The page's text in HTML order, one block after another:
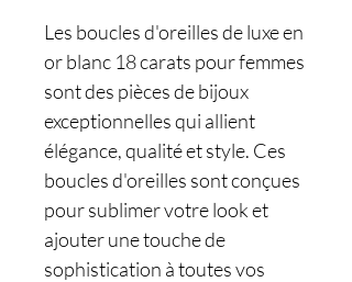
Les boucles d'oreilles de luxe en
or blanc 18 carats pour femmes
sont des pièces de bijoux
exceptionnelles qui allient
élégance, qualité et style. Ces
boucles d'oreilles sont conçues
pour sublimer votre look et
ajouter une touche de
sophistication à toutes vos